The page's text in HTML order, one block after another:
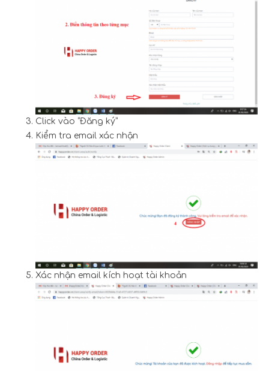
Click vào “Đăng ký”
Kiểm tra email xác nhận
Xác nhận email kích hoạt tài khoản